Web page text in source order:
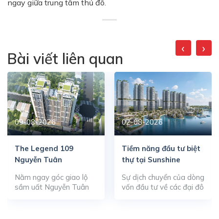
ngay giữa trung tâm thủ đô.
Bài viết liên quan
09-08-2026
The Legend 109
Nguyễn Tuân
Nằm ngay góc giao lộ
sầm uất Nguyễn Tuân
02-08-2026
Tiềm năng đầu tư biệt
thự tại Sunshine
Sự dịch chuyển của dòng
vốn đầu tư về các đại đô
‹ ›